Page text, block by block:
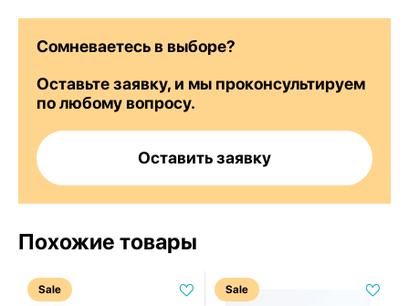
Сомневаетесь в выборе?
Оставьте заявку, и мы проконсультируем
по любому вопросу.
Оставить заявку
Похожие товары
Sale Sale